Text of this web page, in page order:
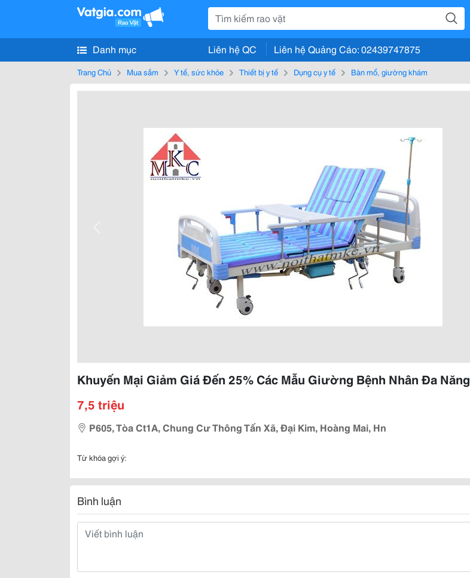
Danh mục Liên hệ QC Liên hệ Quảng Cáo: 02439747875
Trang Chủ Mua sắm Y tế, sức khỏe Thiết bị y tế Dụng cụ y tế Bàn mổ, giường khám
Khuyến Mại Giảm Giá Đến 25% Các Mẫu Giường Bệnh Nhân Đa Năng
7,5 triệu
P605, Tòa Ct1A, Chung Cư Thông Tấn Xã, Đại Kim, Hoàng Mai, Hn
Từ khóa gợi ý:
Bình luận